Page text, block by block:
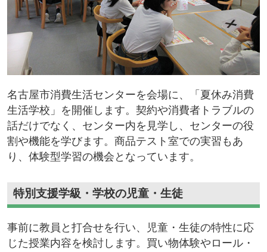
名古屋市消費生活センターを会場に、「夏休み消費
生活学校」を開催します。契約や消費者トラブルの
話だけでなく、センター内を見学し、センターの役
割や機能を学びます。商品テスト室での実習もあ
り、体験型学習の機会となっています。
特別支援学級・学校の児童・生徒
事前に教員と打合せを行い、児童・生徒の特性に応
じた授業内容を検討します。買い物体験やロール・